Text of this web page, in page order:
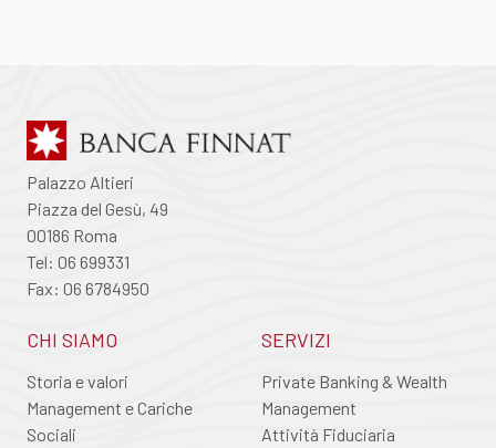
Palazzo Altieri
Piazza del Gesù, 49
00186 Roma
Tel: 06 699331
Fax: 06 6784950
CHI SIAMO
Storia e valori
Management e Cariche
Sociali
SERVIZI
Private Banking & Wealth
Management
Attività Fiduciaria